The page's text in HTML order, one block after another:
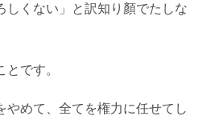
しくない」と訳知り顏でたしな
です。
やめて、全てを権力に任せてし